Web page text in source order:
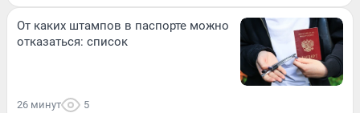
От каких штампов в паспорте можно
отказаться: список
26 минут 5